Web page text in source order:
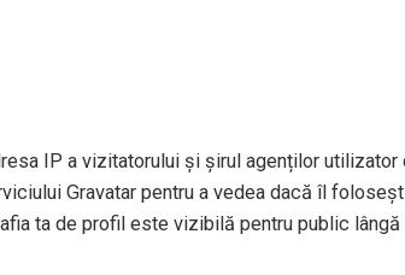
IP a vizitatorului și șirul agenților utilizator
Gravatar pentru a vedea dacă îl
ta de profil este vizibilă pentru public lângă